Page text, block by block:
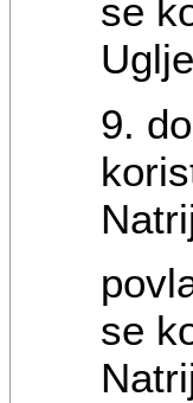
se
9.
se